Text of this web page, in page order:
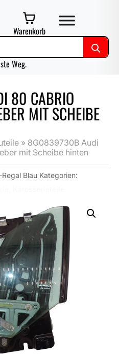
Warenkorb
Weg.
80 CABRIO
MIT SCHEIBE
» 8G0839730B Audi
mit Scheibe hinten
Blau Kategorien: